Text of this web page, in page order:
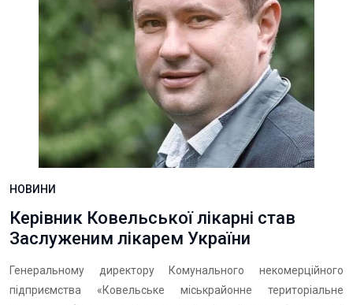
НОВИНИ
Керівник Ковельської лікарні став
Заслуженим лікарем України
Генеральному директору Комунального некомерційного
підприємства «Ковельське міськрайонне територіальне